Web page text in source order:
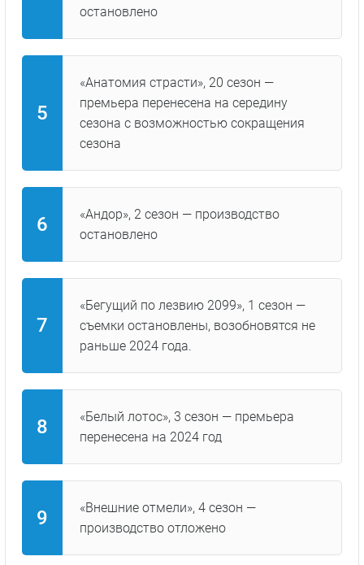
остановлено
«Анатомия страсти», 20 сезон —
премьера перенесена на середину
сезона с возможностью сокращения
сезона
«Андор», 2 сезон — производство
остановлено
«Бегущий по лезвию 2099», 1 сезон —
съемки остановлены, возобновятся не
раньше 2024 года.
«Белый лотос», 3 сезон — премьера
перенесена на 2024 год
«Внешние отмели», 4 сезон —
производство отложено